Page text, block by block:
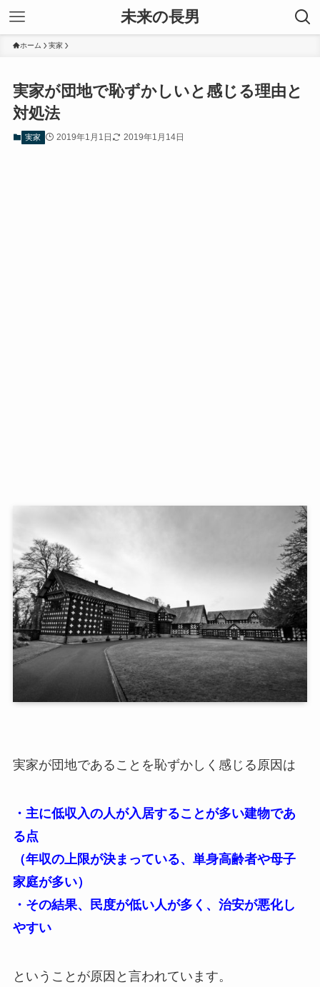
未来の長男
ホーム 実家
実家が団地で恥ずかしいと感じる理由と
対処法
実家 2019年1月1日 2019年1月14日
実家が団地であることを恥ずかしく感じる原因は
・主に低収入の人が入居することが多い建物であ
る点
（年収の上限が決まっている、単身高齢者や母子
家庭が多い）
・その結果、民度が低い人が多く、治安が悪化し
やすい
ということが原因と言われています。